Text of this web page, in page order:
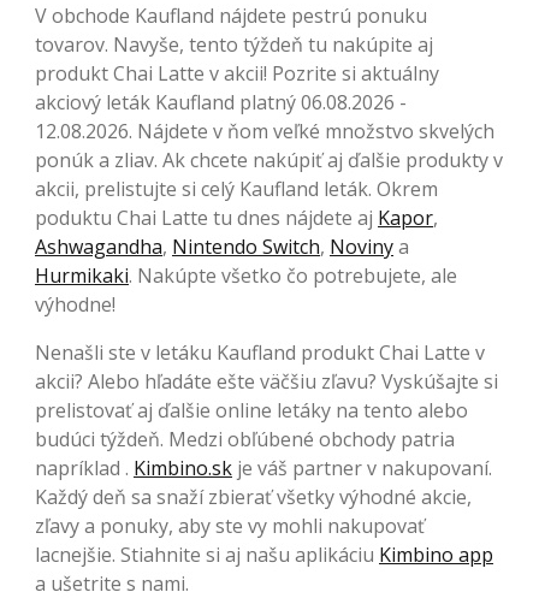
V obchode Kaufland nájdete pestrú ponuku
tovarov. Navyše, tento týždeň tu nakúpite aj
produkt Chai Latte v akcii! Pozrite si aktuálny
akciový leták Kaufland platný 06.08.2026 -
12.08.2026. Nájdete v ňom veľké množstvo skvelých
ponúk a zliav. Ak chcete nakúpiť aj ďalšie produkty v
akcii, prelistujte si celý Kaufland leták. Okrem
poduktu Chai Latte tu dnes nájdete aj Kapor,
Ashwagandha, Nintendo Switch, Novinya
Hurmikaki. Nakúpte všetko čo potrebujete, ale
výhodne!
Nenašli ste v letáku Kaufland produkt Chai Latte v
akcii? Alebo hľadáte ešte väčšiu zľavu? Vyskúšajte si
prelistovať aj ďalšie online letáky na tento alebo
budúci týždeň. Medzi obľúbené obchody patria
napríklad . Kimbino.sk je váš partner v nakupovaní.
Každý deň sa snaží zbierať všetky výhodné akcie,
zľavy a ponuky, aby ste vy mohli nakupovať
lacnejšie. Stiahnite si aj našu aplikáciu Kimbino app
a ušetrite s nami.